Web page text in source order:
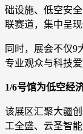
础设施、低空安
联赛道，集中呈
同时，展会不仅9
专业观众与科技
1/6号馆为低空经
该展区汇聚大疆
工全盛、云圣智